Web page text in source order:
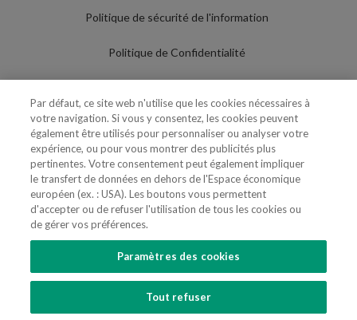
Politique de sécurité de l'information
Politique de Confidentialité
Politique de Cookies
Paramètres des cookies
Utilisation Frauduleuse du Nom/Brand
SUIVEZ-NOUS
Par défaut, ce site web n'utilise que les cookies nécessaires à
votre navigation. Si vous y consentez, les cookies peuvent
également être utilisés pour personnaliser ou analyser votre
expérience, ou pour vous montrer des publicités plus
pertinentes. Votre consentement peut également impliquer
le transfert de données en dehors de l'Espace économique
européen (ex. : USA). Les boutons vous permettent
d'accepter ou de refuser l'utilisation de tous les cookies ou
de gérer vos préférences.
Paramètres des cookies
Tout refuser